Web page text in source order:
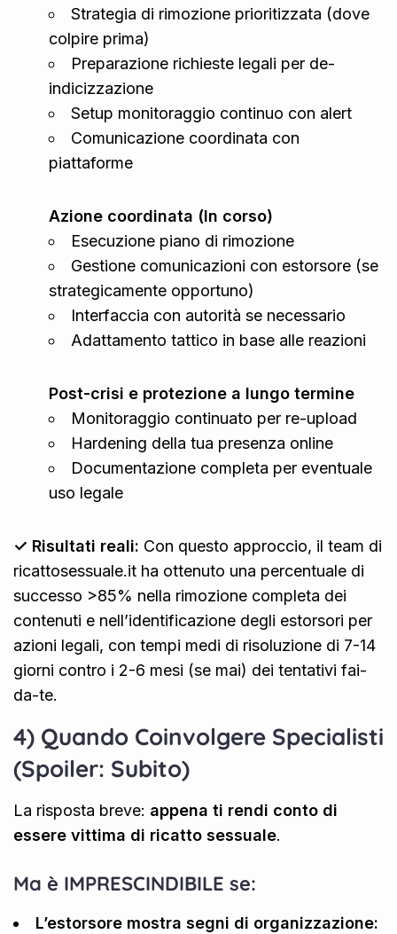
Strategia di rimozione prioritizzata (dove
colpire prima)
Preparazione richieste legali per de-
indicizzazione
Setup monitoraggio continuo con alert
Comunicazione coordinata con
piattaforme
Azione coordinata (In corso)
Esecuzione piano di rimozione
Gestione comunicazioni con estorsore (se
strategicamente opportuno)
Interfaccia con autorità se necessario
Adattamento tattico in base alle reazioni
Post-crisi e protezione a lungo termine
Monitoraggio continuato per re-upload
Hardening della tua presenza online
Documentazione completa per eventuale
uso legale
✓ Risultati reali: Con questo approccio, il team di
ricattosessuale.it ha ottenuto una percentuale di
successo >85% nella rimozione completa dei
contenuti e nell’identificazione degli estorsori per
azioni legali, con tempi medi di risoluzione di 7-14
giorni contro i 2-6 mesi (se mai) dei tentativi fai-
da-te.
4) Quando Coinvolgere Specialisti
(Spoiler: Subito)
La risposta breve: appena ti rendi conto di
essere vittima di ricatto sessuale.
Ma è IMPRESCINDIBILE se:
L’estorsore mostra segni di organizzazione: